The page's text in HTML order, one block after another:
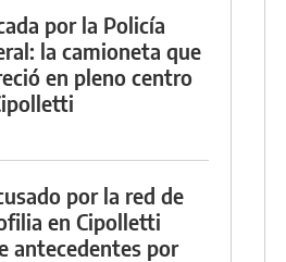
por la Policía
la camioneta que
en pleno centro
por la red de
en Cipolletti
antecedentes por